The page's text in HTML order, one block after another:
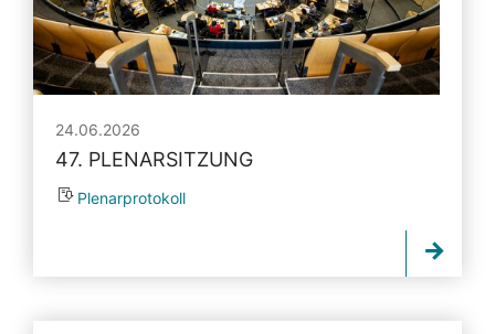
24.06.2026
47. PLENARSITZUNG
Plenarprotokoll